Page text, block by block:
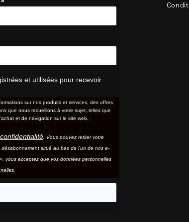
et utilisées pour recevoir
sur nos produits et services, des offres
que nous recueillons à votre sujet, telles que
et de navigation sur le site web.
. Vous pouvez retirer votre
situé au bas de l'un de nos e-
vous acceptez que vos données personnelles